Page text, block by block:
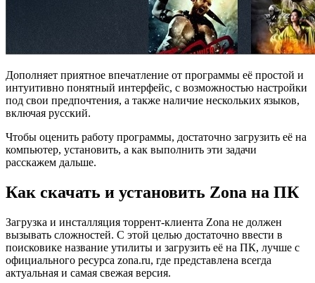
Дополняет приятное впечатление от программы её простой и
интуитивно понятный интерфейс, с возможностью настройки
под свои предпочтения, а также наличие нескольких языков,
включая русский.
Чтобы оценить работу программы, достаточно загрузить её на
компьютер, установить, а как выполнить эти задачи
расскажем дальше.
Как скачать и установить Zona на ПК
Загрузка и инсталляция торрент-клиента Zona не должен
вызывать сложностей. С этой целью достаточно ввести в
поисковике название утилиты и загрузить её на ПК, лучше с
официального ресурса zona.ru, где представлена всегда
актуальная и самая свежая версия.